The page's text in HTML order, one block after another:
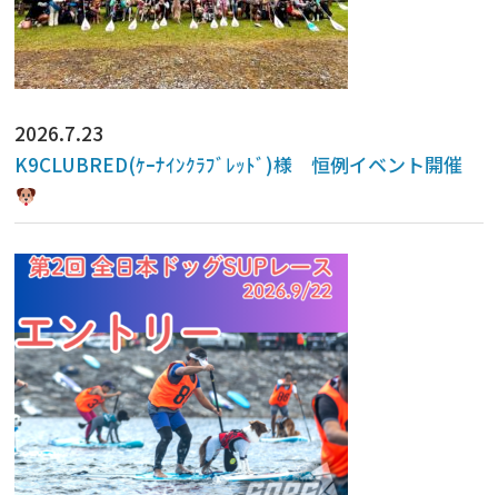
2026.7.23
K9CLUBRED(ｹｰﾅｲﾝｸﾗﾌﾞﾚｯﾄﾞ)様 恒例イベント開催